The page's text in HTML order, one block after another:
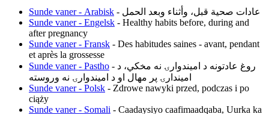
Sunde vaner - Arabisk
- عادات صحية قبل، وأثناء وبعد الحمل
Sunde vaner - Engelsk - Healthy habits before, during and
after pregnancy
Sunde vaner - Fransk - Des habitudes saines - avant, pendant
et après la grossesse
Sunde vaner - Pastho - روغ عادتونه د امیندوارۍ نه مخکي، د
امیندارۍ پر مهال او د امیندوارۍ نه وروسته
Sunde vaner - Polsk - Zdrowe nawyki przed, podczas i po
ciąży
Sunde vaner - Somali - Caadaysiyo caafimaadqaba, Uurka ka